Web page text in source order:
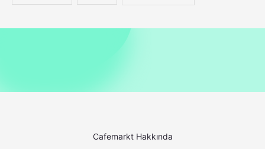
Cafemarkt Hakkında